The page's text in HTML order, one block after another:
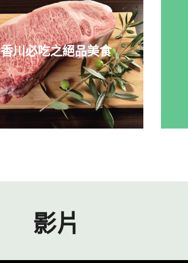
香川必吃之絕品美食
影片